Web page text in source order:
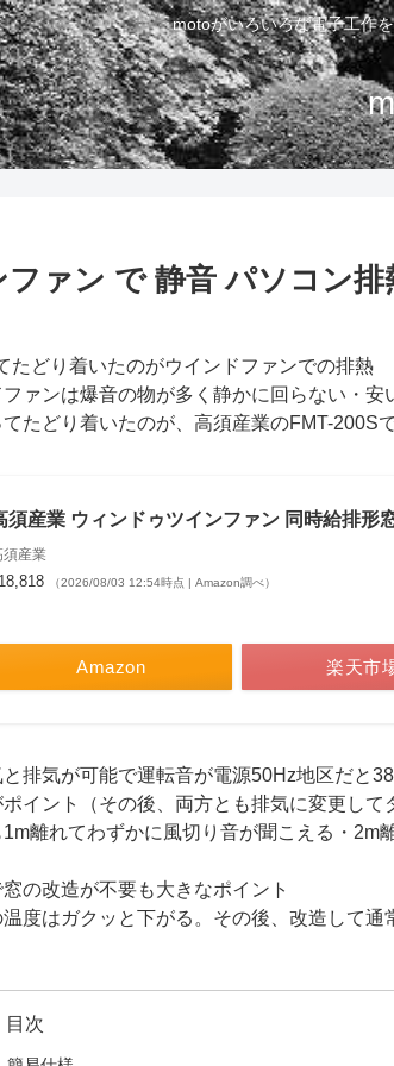
motoがいろいろな電子工作
ファン で 静音 パソコン排
たどり着いたのがウインドファンでの排熱
ァンは爆音の物が多く静かに回らない・
たどり着いたのが、高須産業のFMT-200Sで
須産業 ウィンドゥツインファン 同時給排形
須産業
（2026/08/03 12:54時点 | Amazon調べ）
Amazon 楽天市
排気が可能で運転音が電源50Hz地区だと
イント（その後、両方とも排気に変更して
離れてわずかに風切り音が聞こえる・2m
の改造が不要も大きなポイント
度はガクッと下がる。その後、改造して
目